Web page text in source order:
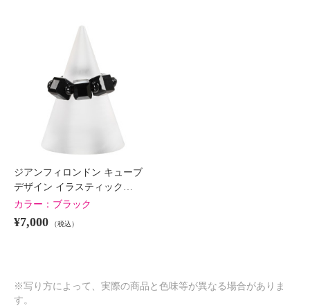
ジアンフィロンドン キューブ
デザイン イラスティック…
カラー： ブラック
¥7,000 （税込）
※写り方によって、実際の商品と色味等が異なる場合がありま
す。